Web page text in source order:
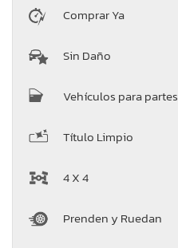
Comprar Ya
Sin Daño
Vehículos para partes
Título Limpio
4 X 4
Prenden y Ruedan